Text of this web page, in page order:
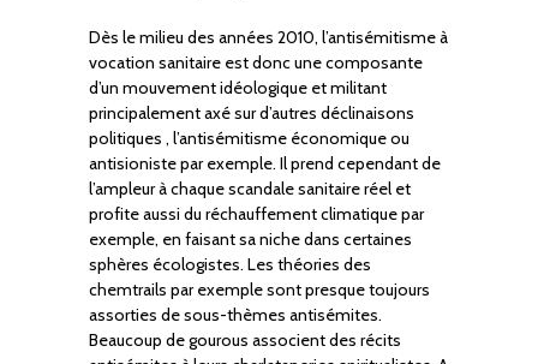
Dès le milieu des années 2010, l’antisémitisme à
vocation sanitaire est donc une composante
d’un mouvement idéologique et militant
principalement axé sur d’autres déclinaisons
politiques , l’antisémitisme économique ou
antisioniste par exemple. Il prend cependant de
l’ampleur à chaque scandale sanitaire réel et
profite aussi du réchauffement climatique par
exemple, en faisant sa niche dans certaines
sphères écologistes. Les théories des
chemtrails par exemple sont presque toujours
assorties de sous-thèmes antisémites.
Beaucoup de gourous associent des récits